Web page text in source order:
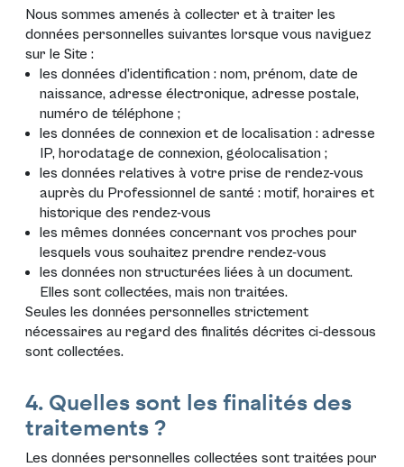
Nous sommes amenés à collecter et à traiter les
données personnelles suivantes lorsque vous naviguez
sur le Site :
les données d’identification : nom, prénom, date de
naissance, adresse électronique, adresse postale,
numéro de téléphone ;
les données de connexion et de localisation : adresse
IP, horodatage de connexion, géolocalisation ;
les données relatives à votre prise de rendez-vous
auprès du Professionnel de santé : motif, horaires et
historique des rendez-vous
les mêmes données concernant vos proches pour
lesquels vous souhaitez prendre rendez-vous
les données non structurées liées à un document.
Elles sont collectées, mais non traitées.
Seules les données personnelles strictement
nécessaires au regard des finalités décrites ci-dessous
sont collectées.
4. Quelles sont les finalités des
traitements ?
Les données personnelles collectées sont traitées pour